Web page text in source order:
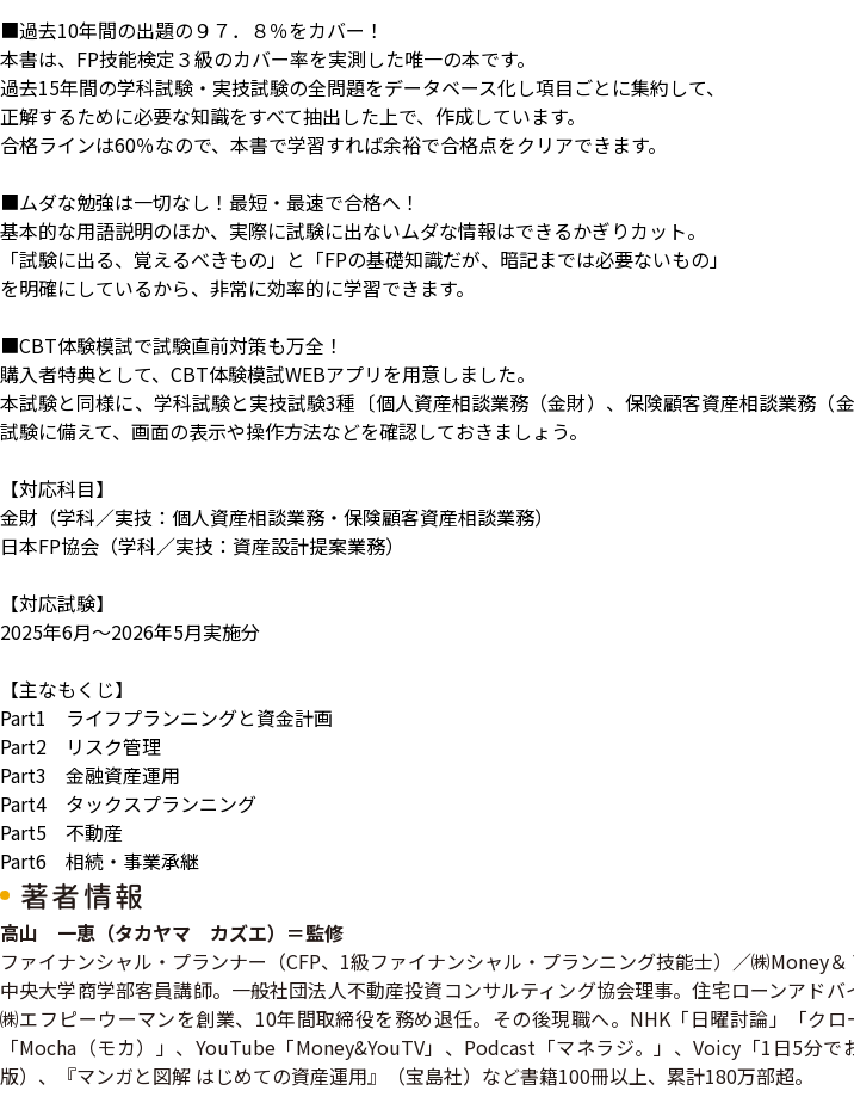
■過去10年間の出題の９７．８％をカバー！
本書は、FP技能検定３級のカバー率を実測した唯一の本です。
過去15年間の学科試験・実技試験の全問題をデータベース化し項目ごとに集約して、
正解するために必要な知識をすべて抽出した上で、作成しています。
合格ラインは60％なので、本書で学習すれば余裕で合格点をクリアできます。
■ムダな勉強は一切なし！最短・最速で合格へ！
基本的な用語説明のほか、実際に試験に出ないムダな情報はできるかぎりカット。
「試験に出る、覚えるべきもの」と「FPの基礎知識だが、暗記までは必要ないもの」
を明確にしているから、非常に効率的に学習できます。
■CBT体験模試で試験直前対策も万全！
購入者特典として、CBT体験模試WEBアプリを用意しました。
本試験と同様に、学科試験と実技試験3種〔個人資産相談業務（金財）、保険顧客資産相談業務（
試験に備えて、画面の表示や操作方法などを確認しておきましょう。
【対応科目】
金財（学科／実技：個人資産相談業務・保険顧客資産相談業務）
日本FP協会（学科／実技：資産設計提案業務）
【対応試験】
2025年6月～2026年5月実施分
【主なもくじ】
Part1 ライフプランニングと資金計画
Part2 リスク管理
Part3 金融資産運用
Part4 タックスプランニング
Part5 不動産
Part6 相続・事業承継
著者情報
高山 一恵（タカヤマ カズエ）＝監修
ファイナンシャル・プランナー（CFP、1級ファイナンシャル・プランニング技能士）／㈱Money＆
中央大学商学部客員講師。一般社団法人不動産投資コンサルティング協会理事。住宅ローンアド
㈱エフピーウーマンを創業、10年間取締役を務め退任。その後現職へ。NHK「日曜討論」「ク
「Mocha（モカ）」、YouTube「Money&YouTV」、Podcast「マネラジ。」、Voicy「1日5分
版）、『マンガと図解 はじめての資産運用』（宝島社）など書籍100冊以上、累計180万部超。